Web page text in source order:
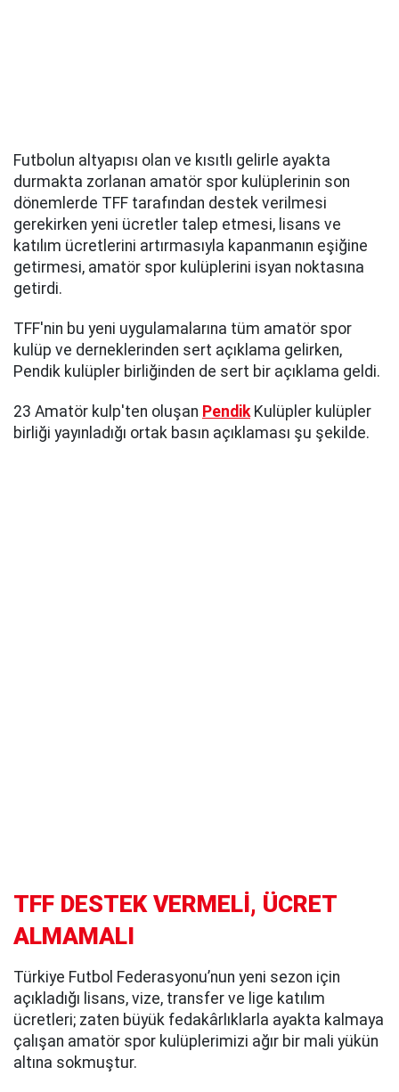
Futbolun altyapısı olan ve kısıtlı gelirle ayakta
durmakta zorlanan amatör spor kulüplerinin son
dönemlerde TFF tarafından destek verilmesi
gerekirken yeni ücretler talep etmesi, lisans ve
katılım ücretlerini artırmasıyla kapanmanın eşiğine
getirmesi, amatör spor kulüplerini isyan noktasına
getirdi.
TFF'nin bu yeni uygulamalarına tüm amatör spor
kulüp ve derneklerinden sert açıklama gelirken,
Pendik kulüpler birliğinden de sert bir açıklama geldi.
23 Amatör kulp'ten oluşan Pendik Kulüpler kulüpler
birliği yayınladığı ortak basın açıklaması şu şekilde.
TFF DESTEK VERMELİ, ÜCRET
ALMAMALI
Türkiye Futbol Federasyonu’nun yeni sezon için
açıkladığı lisans, vize, transfer ve lige katılım
ücretleri; zaten büyük fedakârlıklarla ayakta kalmaya
çalışan amatör spor kulüplerimizi ağır bir mali yükün
altına sokmuştur.